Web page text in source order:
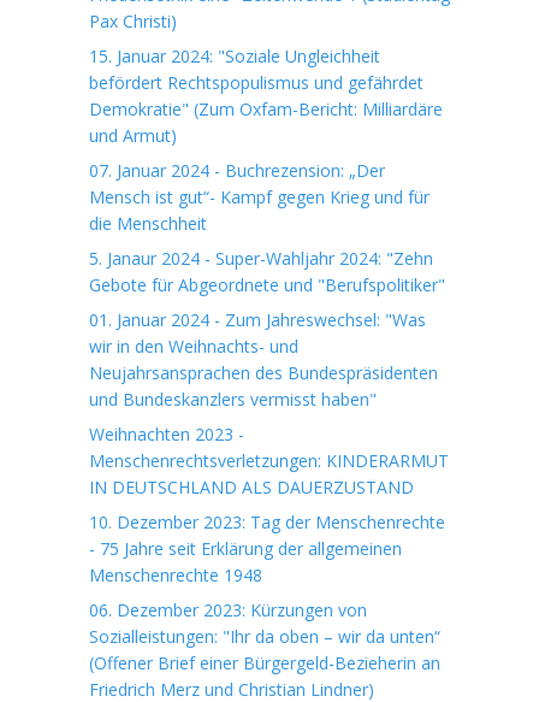
Pax Christi)
15. Januar 2024: "Soziale Ungleichheit
befördert Rechtspopulismus und gefährdet
Demokratie" (Zum Oxfam-Bericht: Milliardäre
und Armut)
07. Januar 2024 - Buchrezension: „Der
Mensch ist gut“- Kampf gegen Krieg und für
die Menschheit
5. Janaur 2024 - Super-Wahljahr 2024: "Zehn
Gebote für Abgeordnete und "Berufspolitiker"
01. Januar 2024 - Zum Jahreswechsel: "Was
wir in den Weihnachts- und
Neujahrsansprachen des Bundespräsidenten
und Bundeskanzlers vermisst haben"
Weihnachten 2023 -
Menschenrechtsverletzungen: KINDERARMUT
IN DEUTSCHLAND ALS DAUERZUSTAND
10. Dezember 2023: Tag der Menschenrechte
- 75 Jahre seit Erklärung der allgemeinen
Menschenrechte 1948
06. Dezember 2023: Kürzungen von
Sozialleistungen: "Ihr da oben – wir da unten“
(Offener Brief einer Bürgergeld-Bezieherin an
Friedrich Merz und Christian Lindner)